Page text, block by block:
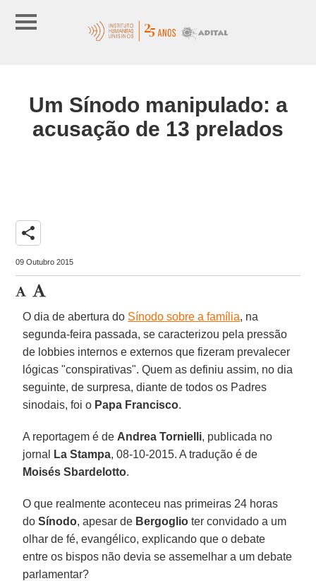
Um Sínodo manipulado: a
acusação de 13 prelados
share
09 Outubro 2015
O dia de abertura do Sínodo sobre a família, na
segunda-feira passada, se caracterizou pela pressão
de lobbies internos e externos que fizeram prevalecer
lógicas "conspirativas". Quem as definiu assim, no dia
seguinte, de surpresa, diante de todos os Padres
sinodais, foi o Papa Francisco.
A reportagem é de Andrea Tornielli, publicada no
jornal
La Stampa, 08-10-2015. A tradução é de
Moisés Sbardelotto.
O que realmente aconteceu nas primeiras 24 horas
doSínodo, apesar de Bergoglio ter convidado a um
olhar de fé, evangélico, explicando que o debate
entre os bispos não devia se assemelhar a um debate
parlamentar?